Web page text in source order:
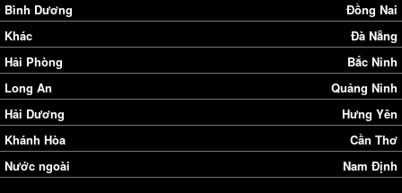
Bình Dương
Đồng Nai
Khác
Đà Nẵng
Hải Phòng
Bắc Ninh
Long An
Quảng Ninh
Hải Dương
Hưng Yên
Khánh Hòa
Cần Thơ
Nước ngoài
Nam Định